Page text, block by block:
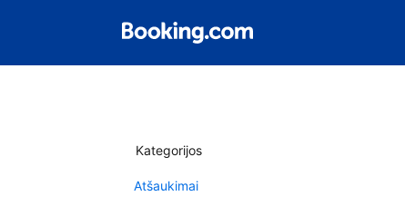
Kategorijos
Atšaukimai